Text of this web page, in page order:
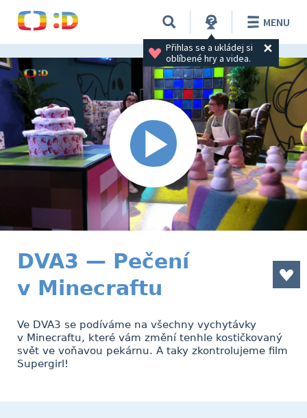
Přihlas se a ukládej si
oblíbené hry a videa.
MENU
DVA3 — Pečení
v Minecraftu
Ve DVA3 se podíváme na všechny vychytávky
v Minecraftu, které vám změní tenhle kostičkovaný
svět ve voňavou pekárnu. A taky zkontrolujeme film
Supergirl!